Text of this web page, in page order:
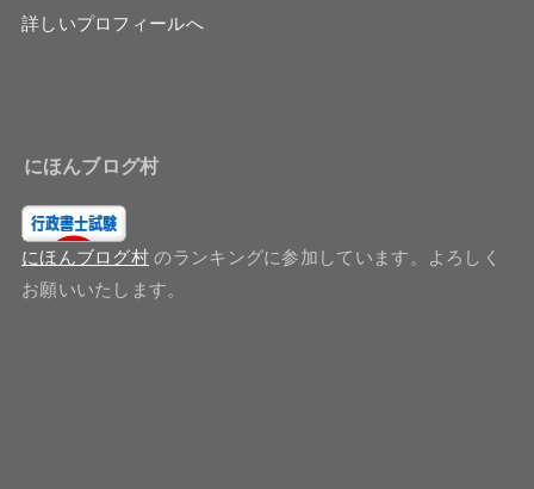
詳しいプロフィールへ
にほんブログ村
にほんブログ村 のランキングに参加しています。よろしく
お願いいたします。